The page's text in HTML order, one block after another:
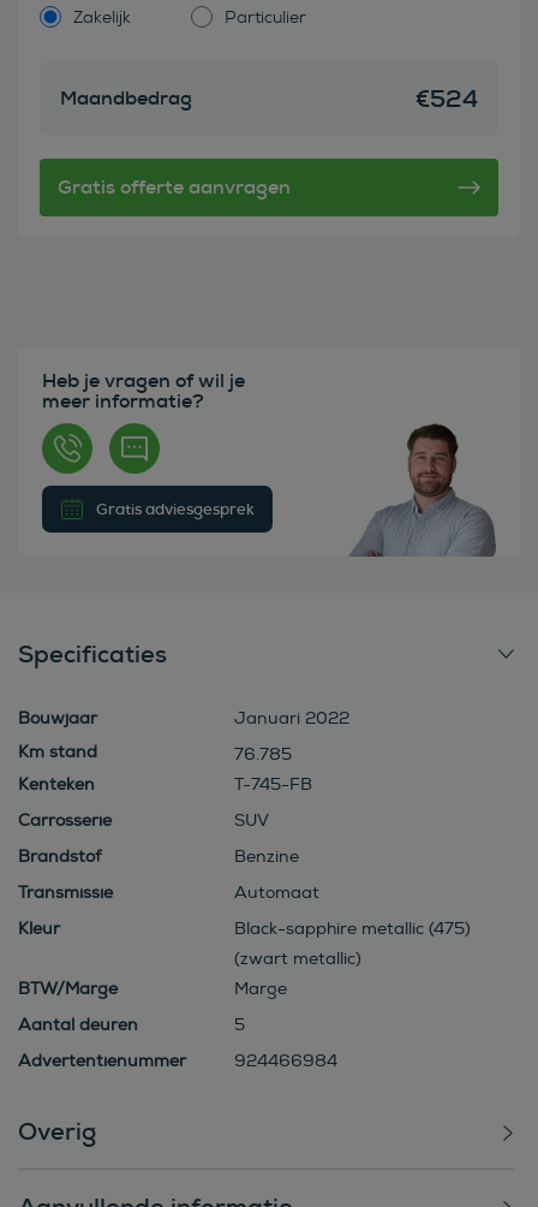
Zakelijk Particulier
Maandbedrag €524
Heb je vragen of wil je
meer informatie?
Gratis adviesgesprek
Specificaties
Bouwjaar
Januari 2022
76.785
Kenteken
T-745-FB
Carrosserie
SUV
Brandstof
Benzine
Transmissie
Automaat
Kleur
Black-sapphire metallic (475)
(zwart metallic)
BTW/Marge
Marge
Aantal deuren
5
Advertentienummer
924466984
Overig